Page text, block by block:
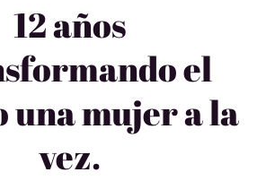
12 años
el
una mujer a la
vez.